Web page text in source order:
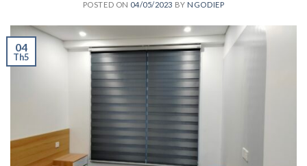
POSTED ON 04/05/2023 BY NGODIEP
04
Th5